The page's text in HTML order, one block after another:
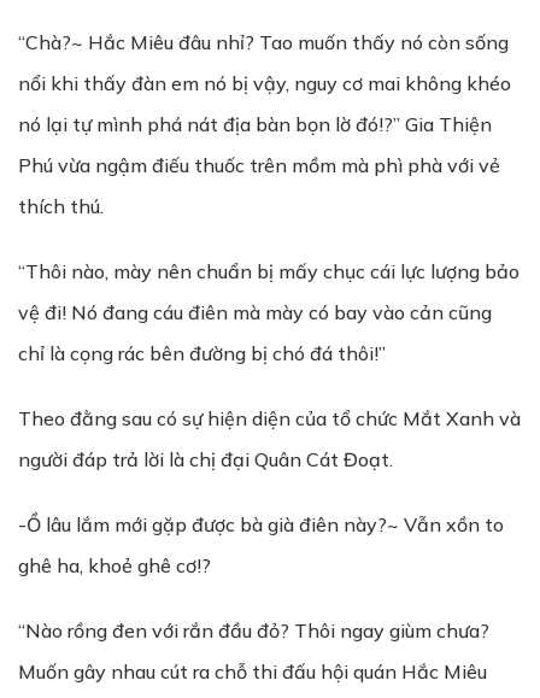
“Chà?~ Hắc Miêu đâu nhỉ? Tao muốn thấy nó còn sống
nổi khi thấy đàn em nó bị vậy, nguy cơ mai không khéo
nó lại tự mình phá nát địa bàn bọn lờ đó!?” Gia Thiện
Phú vừa ngậm điếu thuốc trên mồm mà phì phà với vẻ
thích thú.
“Thôi nào, mày nên chuẩn bị mấy chục cái lực lượng bảo
vệ đi! Nó đang cáu điên mà mày có bay vào cản cũng
chỉ là cọng rác bên đường bị chó đá thôi!”
Theo đằng sau có sự hiện diện của tổ chức Mắt Xanh và
người đáp trả lời là chị đại Quân Cát Đoạt.
-Ồ lâu lắm mới gặp được bà già điên này?~ Vẫn xồn to
ghê ha, khoẻ ghê cơ!?
“Nào rồng đen với rắn đầu đỏ? Thôi ngay giùm chưa?
Muốn gây nhau cút ra chỗ thi đấu hội quán Hắc Miêu